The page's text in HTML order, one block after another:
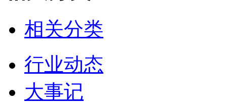
相关分类
行业动态
大事记